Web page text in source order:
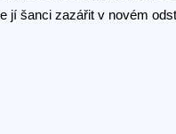
jí šanci zazářit v novém